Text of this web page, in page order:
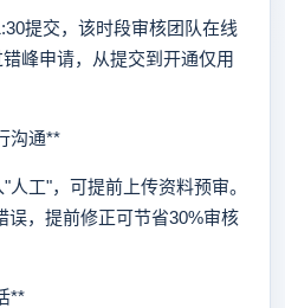
提交，该时段审核团队在线
峰申请，从提交到开通仅用
沟通**
工"，可提前上传资料预审。
误，提前修正可节省30%审核
**